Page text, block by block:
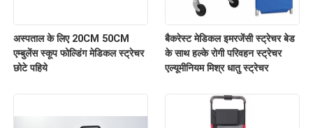
अस्पताल के लिए 20CM 50CM
एम्बुलेंस स्कूप फोल्डिंग मेडिकल स्ट्रेचर
छोटे पहिये
बैकरेस्ट मेडिकल इमरजेंसी स्ट्रेचर बेड
के साथ हल्के रोगी परिवहन स्ट्रेचर
एल्यूमीनियम मिश्र धातु स्ट्रेचर